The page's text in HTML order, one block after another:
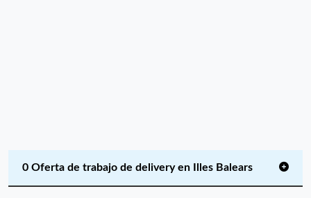
0 Oferta de trabajo de delivery en Illes Balears